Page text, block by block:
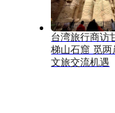
台湾旅行商访
梯山石窟 觅两
文旅交流机遇